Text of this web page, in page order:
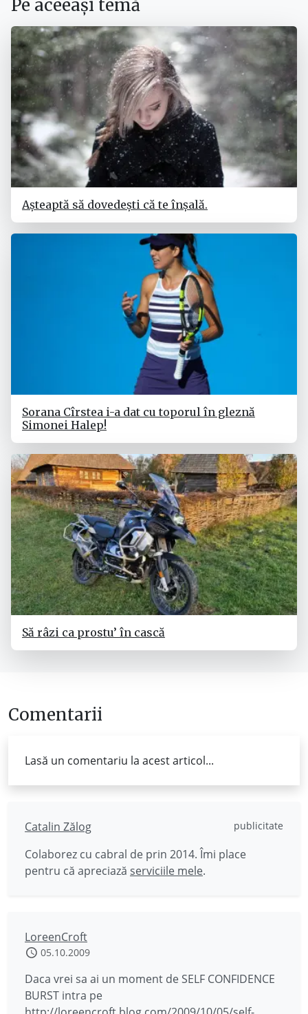
Pe aceeași temă
Așteaptă să dovedești că te înșală.
Sorana Cîrstea i-a dat cu toporul în gleznă
Simonei Halep!
Să râzi ca prostu’ în cască
Comentarii
Lasă un comentariu la acest articol...
Catalin Zălog publicitate
Colaborez cu cabral de prin 2014. Îmi place
pentru că apreciază serviciile mele.
LoreenCroft
05.10.2009
Daca vrei sa ai un moment de SELF CONFIDENCE
BURST intra pe